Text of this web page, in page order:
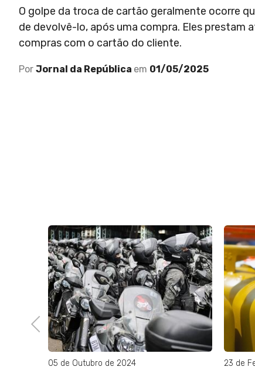
O golpe da troca de cartão geralmente ocorre
de devolvê-lo, após uma compra. Eles prestam
compras com o cartão do cliente.
Por Jornal da República em 01/05/2025
Previous
05 de Outubro de 2024 23 de